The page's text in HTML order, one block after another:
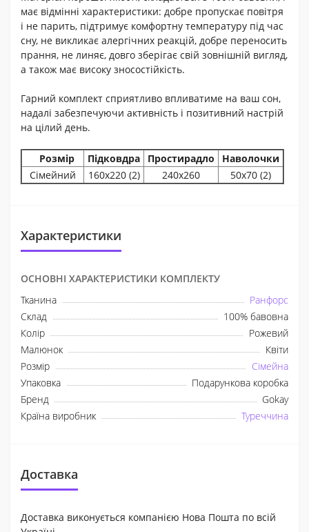
має відмінні характеристики: добре пропускає повітря
і не парить, підтримує комфортну температуру під час
сну, не викликає алергічних реакцій, добре переносить
прання, не линяє, довго зберігає свій зовнішній вигляд,
а також має високу зносостійкість.
Гарний комплект сприятливо впливатиме на ваш сон,
надалі забезпечуючи активність і позитивний настрій
на цілий день.
Розмір Підковдра Простирадло
Наволочки
Сімейний
160х220 (2) 240х260 50х70 (2)
Характеристики
ОСНОВНІ ХАРАКТЕРИСТИКИ КОМПЛЕКТУ
Тканина
Ранфорс
Склад
100% бавовна
Колір
Рожевий
Малюнок
Квіти
Розмір
Сімейна
Упаковка
Подарункова коробка
Бренд
Gokay
Країна виробник
Туреччина
Доставка
Доставка виконується компанією Нова Пошта по всій